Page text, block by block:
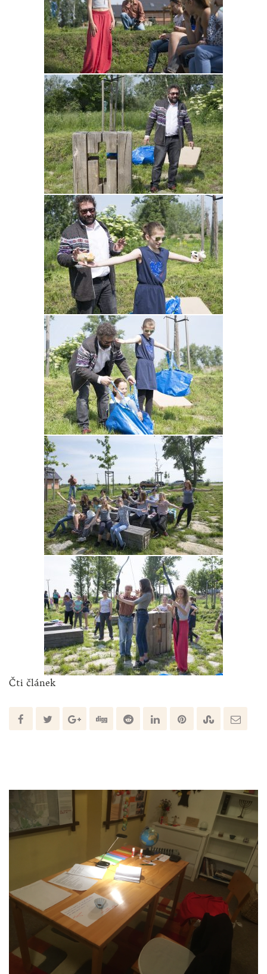
Čti článek